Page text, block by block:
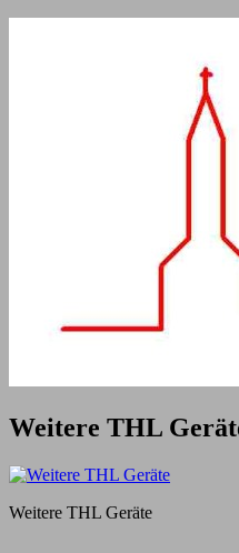
Weitere THL
Weitere THL Geräte